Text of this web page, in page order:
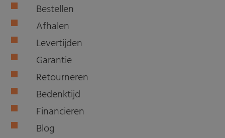
Bestellen
Afhalen
Levertijden
Garantie
Retourneren
Bedenktijd
Financieren
Blog